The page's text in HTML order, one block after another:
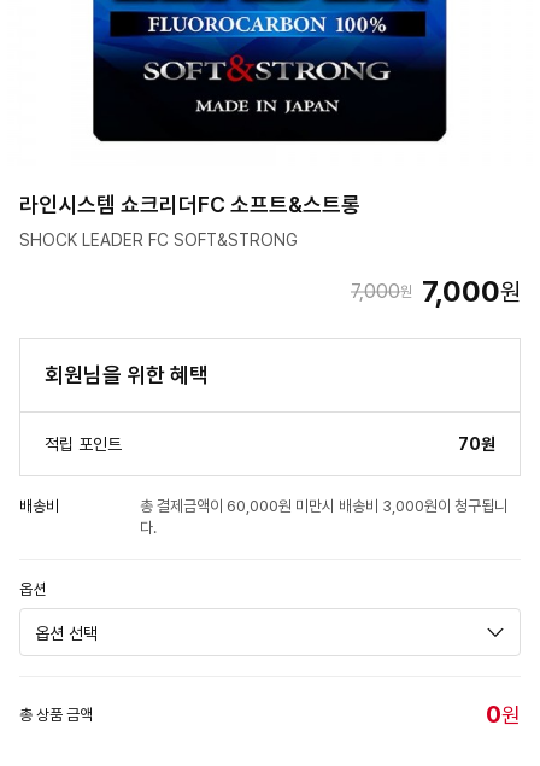
라인시스템 쇼크리더FC 소프트&스트롱
SHOCK LEADER FC SOFT&STRONG
7,000원 7,000원
회원님을 위한 혜택
적립 포인트 70원
배송비
총 결제금액이 60,000원 미만시 배송비 3,000원이 청구됩니
다.
옵션
총 상품 금액 0원